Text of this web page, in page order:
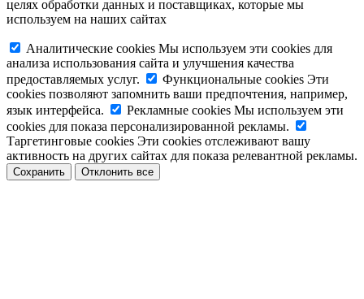
целях обработки данных и поставщиках, которые мы
используем на наших сайтах
Аналитические cookies Мы используем эти cookies для
анализа использования сайта и улучшения качества
предоставляемых услуг.
Функциональные cookies Эти
cookies позволяют запомнить ваши предпочтения, например,
язык интерфейса.
Рекламные cookies Мы используем эти
cookies для показа персонализированной рекламы.
Таргетинговые cookies Эти cookies отслеживают вашу
активность на других сайтах для показа релевантной рекламы.
Сохранить Отклонить все